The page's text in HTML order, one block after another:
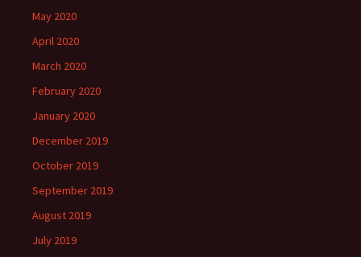
May 2020
April 2020
March 2020
February 2020
January 2020
December 2019
October 2019
September 2019
August 2019
July 2019